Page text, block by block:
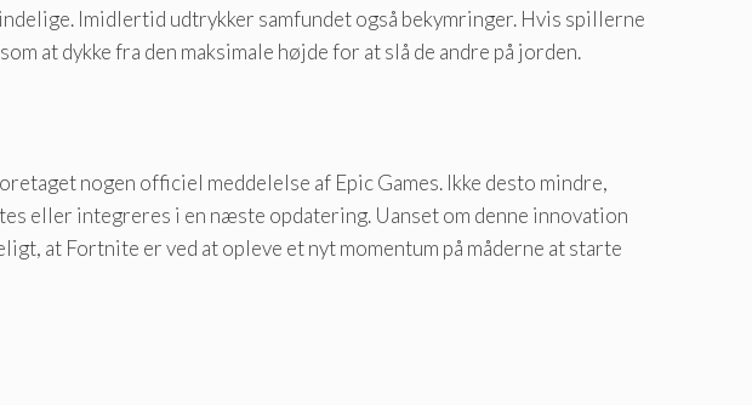
Imidlertid udtrykker samfundet også bekymringer. Hvis spillerne
at dykke fra den maksimale højde for at slå de andre på jorden.
nogen officiel meddelelse af Epic Games. Ikke desto mindre,
eller integreres i en næste opdatering. Uanset om denne innovation
at Fortnite er ved at opleve et nyt momentum på måderne at starte